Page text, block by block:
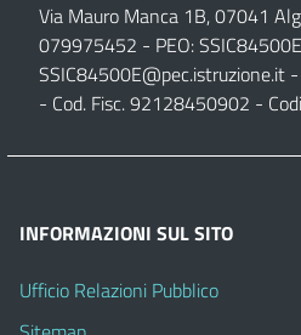
Via Mauro Manca 1B, 07041
079975452 - PEO:
SSIC84500E@pec.istruzione.it
- Cod. Fisc. 92128450902 -
INFORMAZIONI SUL SITO
Ufficio Relazioni Pubblico